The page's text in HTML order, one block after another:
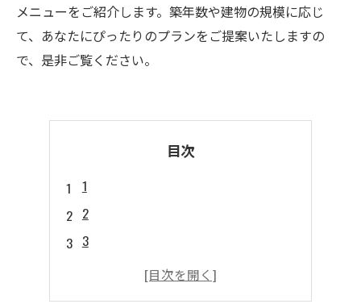
メニューをご紹介します。築年数や建物の規模に応じ
て、あなたにぴったりのプランをご提案いたしますの
で、是非ご覧ください。
目次
1
2
3